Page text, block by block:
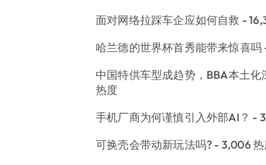
面对网络拉踩车企应如何自救 -
哈兰德的世界杯首秀能带来惊喜吗
中国特供车型成趋势，BBA本土化
热度
手机厂商为何谨慎引入外部AI？ -
可换壳会带动新玩法吗? - 3,006